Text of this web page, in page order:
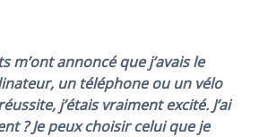
m’ont annoncé que j’avais le
un téléphone ou un vélo
j’étais vraiment excité. J’ai
? Je peux choisir celui que je